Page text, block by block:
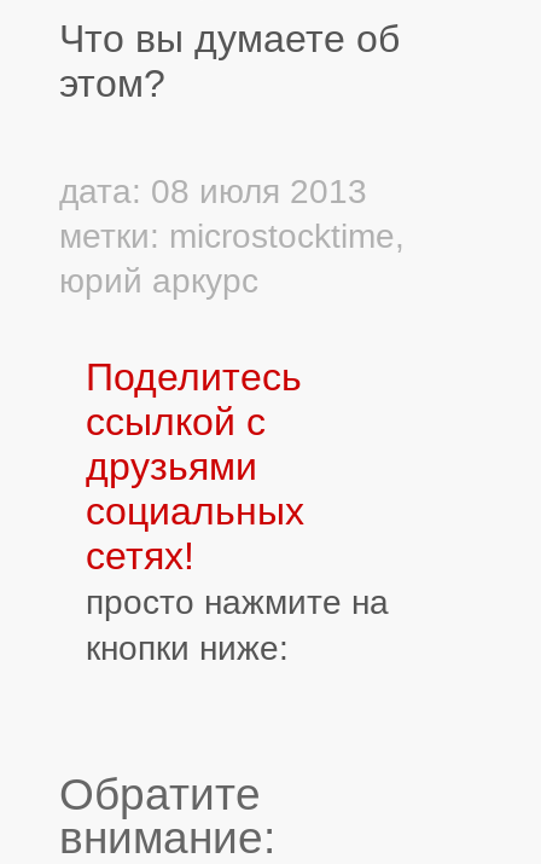
Что вы думаете об
этом?
дата: 08 июля 2013
метки: microstocktime,
юрий аркурс
Поделитесь
ссылкой с
друзьями
социальных
сетях!
просто нажмите на
кнопки ниже:
Обратите
внимание: